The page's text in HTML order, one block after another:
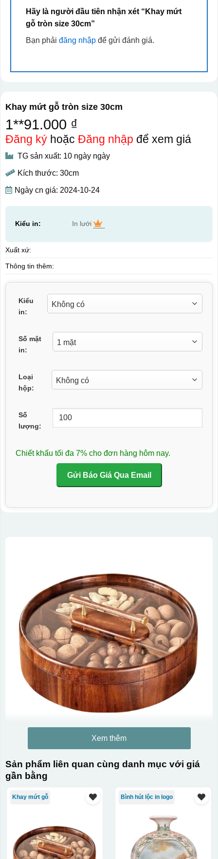
Hãy là người đầu tiên nhận xét “Khay mứt
gỗ tròn size 30cm”
Bạn phải đăng nhậpđể gửi đánh giá.
Khay mứt gỗ tròn size 30cm
1**91.000 ₫
Đăng kýhoặc Đăng nhập để xem giá
TG sản xuất: 10 ngày ngày
Kích thước: 30cm
Ngày cn giá: 2024-10-24
Kiểu in: In lưới
Xuất xứ:
Thông tin thêm:
Kiểu
in:
Số mặt
in:
Loại
hộp:
Số
lượng:
Chiết khấu tối đa 7% cho đơn hàng hôm nay.
Gửi Báo Giá Qua Email
Xem thêm
Sản phẩm liên quan cùng danh mục với giá
gần bằng
Khay mứt gỗ Bình hút lộc in logo